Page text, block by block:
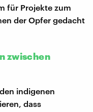
für Projekte zum
der Opfer gedacht
zwischen
indigenen
dass